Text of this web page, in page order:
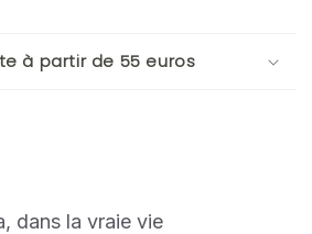
à partir de 55 euros
dans la vraie vie